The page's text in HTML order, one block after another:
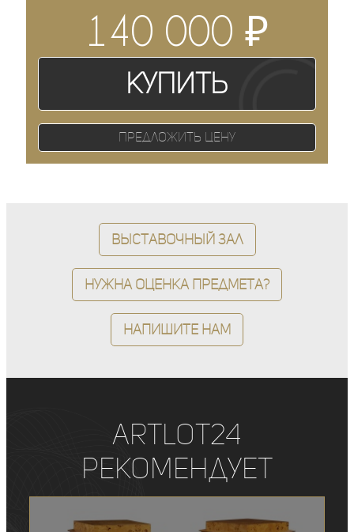
140 000 ₽
Купить
Предложить цену
Выставочный зал
Нужна оценка предмета?
Напишите нам
ArtLot24
рекомендует